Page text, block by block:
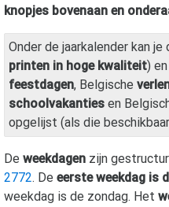
knopjes bovenaan en
Onder de jaarkalender kan je
printen in hoge kwaliteit)
feestdagen, Belgische
schoolvakanties en
opgelijst (als die
De weekdagen zijn
2772. De eerste weekdag is
weekdag is de zondag. Het